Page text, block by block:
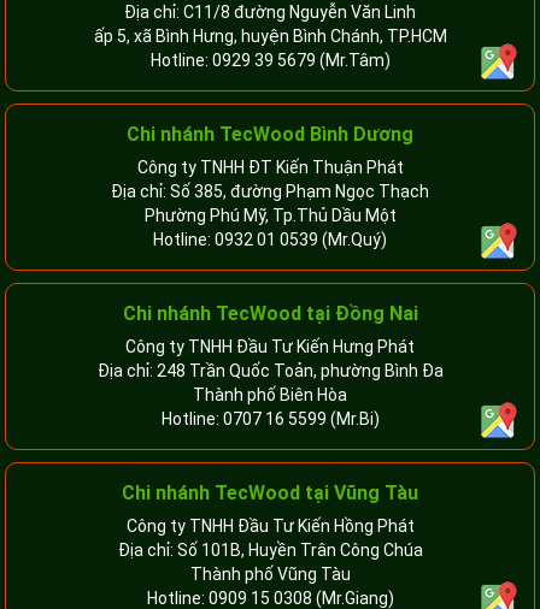
Địa chỉ: C11/8 đường Nguyễn Văn Linh
ấp 5, xã Bình Hưng, huyện Bình Chánh, TP.HCM
Hotline: 0929 39 5679 (Mr.Tâm)
Chi nhánh TecWood Bình Dương
Công ty TNHH ĐT Kiến Thuận Phát
Địa chỉ: Số 385, đường Phạm Ngọc Thạch
Phường Phú Mỹ, Tp.Thủ Dầu Một
Hotline: 0932 01 0539 (Mr.Quý)
Chi nhánh TecWood tại Đồng Nai
Công ty TNHH Đầu Tư Kiến Hưng Phát
Địa chỉ: 248 Trần Quốc Toản, phường Bình Đa
Thành phố Biên Hòa
Hotline: 0707 16 5599 (Mr.Bi)
Chi nhánh TecWood tại Vũng Tàu
Công ty TNHH Đầu Tư Kiến Hồng Phát
Địa chỉ: Số 101B, Huyền Trân Công Chúa
Thành phố Vũng Tàu
Hotline: 0909 15 0308 (Mr.Giang)